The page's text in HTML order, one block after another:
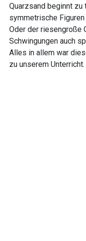
Quarzsand beginnt zu
symmetrische Figuren
Oder der riesengroße
Schwingungen auch
Alles in allem war
zu unserem Unterricht.